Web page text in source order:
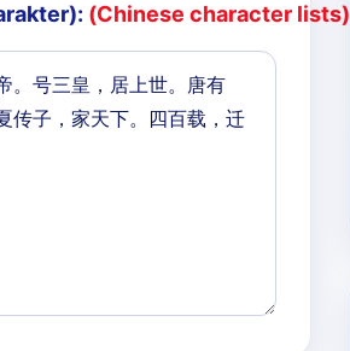
(Chinese character lists)